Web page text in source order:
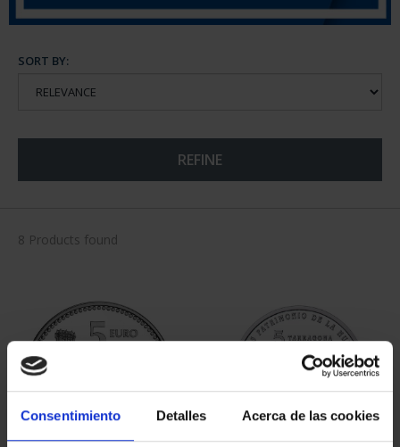
Consentimiento Detalles Acerca de las cookies
SORT BY:
REFINE
8 Products found